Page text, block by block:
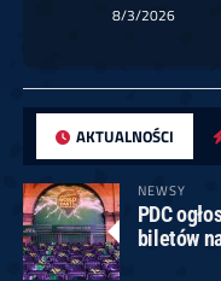
8/3/2026
AKTUALNOŚCI
NEWSY
PDC
biletów